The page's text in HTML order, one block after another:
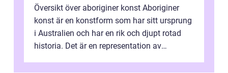
Översikt över aboriginer konst Aboriginer
konst är en konstform som har sitt ursprung
i Australien och har en rik och djupt rotad
historia. Det är en representation av